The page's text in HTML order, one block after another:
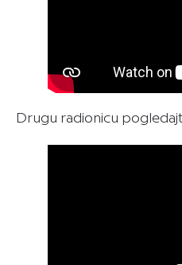
Drugu radionicu